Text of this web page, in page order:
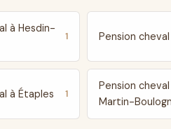
à Hesdin-
1 Pension
à Étaples 1
Pension
Martin-